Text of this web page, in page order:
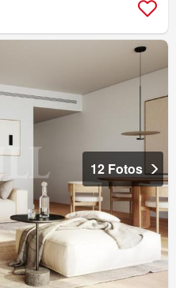
12 Fotos